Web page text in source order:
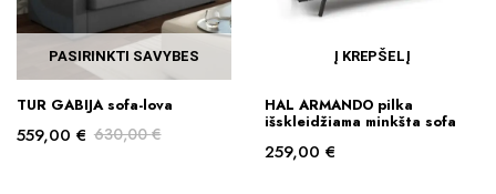
PASIRINKTI SAVYBES
product
has
TUR GABIJA sofa-lova
630,00€
559,00 €
Į KREPŠELĮ
HAL ARMANDO pilka
išskleidžiama minkšta sofa
259,00 €